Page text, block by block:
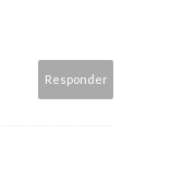
Responder